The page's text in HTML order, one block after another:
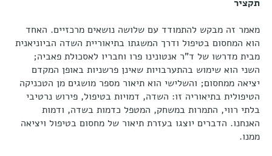
תקציר
מאמר זה מבקש להתמודד עם שלושה נושאים מרכזיים. האחד
הוא המחסום בטיפול ודרך המשגתו בתיאוריית השדה הביוניאנית
מבית מדרשו של ד"ר אנטונינו פרו וחבריו לאסכולת פאביה;
השני הוא שימוש בהתערבויות שאינן פרשניות באופן המקדם
יציאה ממחסום; והשלישי הוא תיאור מספר מושגים מן הטכניקה
הטיפולית בתיאוריה זו: השדה, דמויות בטיפול, פירוש נרטיבי
בלתי רווי, התמרות במשחק, המטפל כדמות בשדה, ודמות
האנחנו. הדברים יוצגו בעזרת תיאור של מחסום בטיפול ויציאה
ממנו.